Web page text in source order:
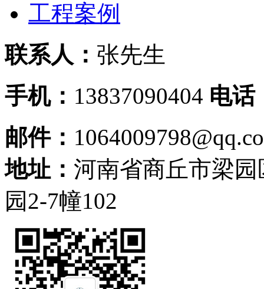
工程案例
联系人： 张先生
手机： 13837090404 电话
邮件：
地址： 河南省商丘市梁
园2-7幢102